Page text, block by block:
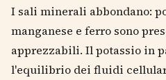
I sali minerali abbondano:
manganese e ferro sono
apprezzabili. Il potassio in
l'equilibrio dei fluidi